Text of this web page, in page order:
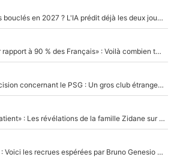
PSG : Deux gros transferts bouclés en 2027 ? L'IA prédit déjà les deux joueurs qui pourraient rejoindre Luis Enrique !
«C'est un beau salaire par rapport à 90 % des Français» : Voilà combien touchait Nelson Monfort sur France Télévisions avant de rejoindre CNews
Ferran Torres a pris sa décision concernant le PSG : Un gros club étranger prêt à relancer le feuilleton pour la signature du champion du monde 2026 !
«Il est très heureux et impatient» : Les révélations de la famille Zidane sur sa prise de pouvoir en équipe de France !
Plus de 100M€ pour l'OM : Voici les recrues espérées par Bruno Genesio et Grégory Lorenzi après l’opération dégraissage